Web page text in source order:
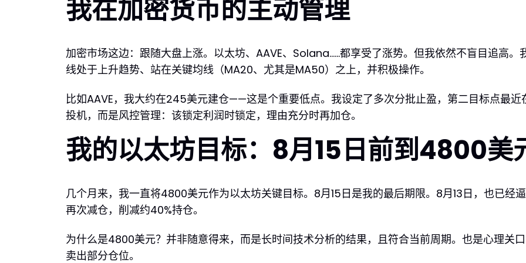
我在加密货币的主动管理
加密市场这边：跟随大盘上涨。以太坊、AAVE、Solana……都享受了涨势。但我依然不盲目追高
线处于上升趋势、站在关键均线（MA20、尤其是MA50）之上，并积极操作。
比如AAVE，我大约在245美元建仓——这是个重要低点。我设定了多次分批止盈，第二目标点最近
投机，而是风控管理：该锁定利润时锁定，理由充分时再加仓。
我的以太坊目标：8月15日前到4800美
几个月来，我一直将4800美元作为以太坊关键目标。8月15日是我的最后期限。8月13日，也已经
再次减仓，削减约40%持仓。
为什么是4800美元？并非随意得来，而是长时间技术分析的结果，且符合当前周期。也是心理关
卖出部分仓位。